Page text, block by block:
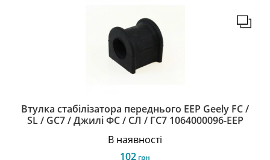
Втулка стабілізатора переднього EEP Geely FC /
SL / GC7 / Джилі ФС / СЛ / ГС7 1064000096-EEP
В наявності
102 грн